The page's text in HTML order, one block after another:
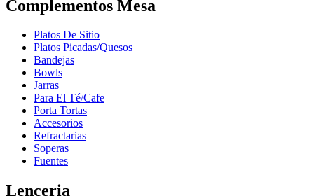
Complementos Mesa
Platos De Sitio
Platos Picadas/Quesos
Bandejas
Bowls
Jarras
Para El Té/Cafe
Porta Tortas
Accesorios
Refractarias
Soperas
Fuentes
Lenceria